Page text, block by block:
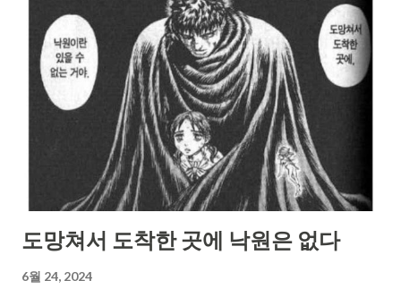
도망쳐서 도착한 곳에 낙원은 없다
6월 24, 2024